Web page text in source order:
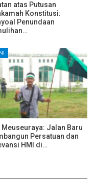
atas Putusan
Konstitusi:
Penundaan
Meuseuraya: Jalan Baru
Persatuan dan
HMI di…